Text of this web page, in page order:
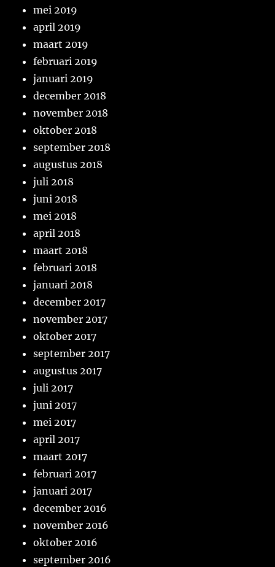
mei 2019
april 2019
maart 2019
februari 2019
januari 2019
december 2018
november 2018
oktober 2018
september 2018
augustus 2018
juli 2018
juni 2018
mei 2018
april 2018
maart 2018
februari 2018
januari 2018
december 2017
november 2017
oktober 2017
september 2017
augustus 2017
juli 2017
juni 2017
mei 2017
april 2017
maart 2017
februari 2017
januari 2017
december 2016
november 2016
oktober 2016
september 2016